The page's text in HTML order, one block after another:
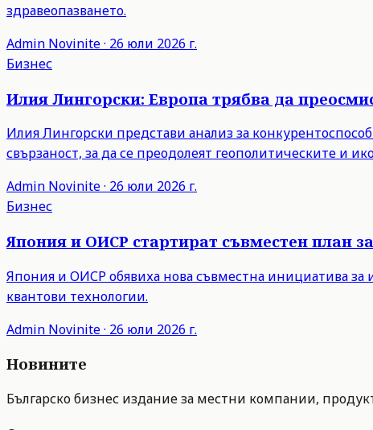
здравеопазването.
Admin Novinite· 26 юли 2026 г.
Бизнес
Илия Лингорски: Европа трябва да
Илия Лингорски представи анализ за
свързаност, за да се преодолеят геополитическите и
Admin Novinite· 26 юли 2026 г.
Бизнес
Япония и ОИСР стартират съвместен план
Япония и ОИСР обявиха нова съвместна инициатива
квантови технологии.
Admin Novinite· 26 юли 2026 г.
Новините
Българско бизнес издание за местни компании,